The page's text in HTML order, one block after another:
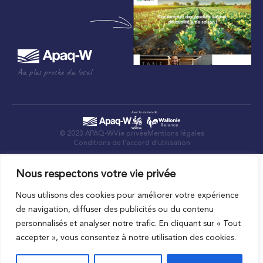
Nous respectons votre vie privée
Nous utilisons des cookies pour améliorer votre expérience
de navigation, diffuser des publicités ou du contenu
personnalisés et analyser notre trafic. En cliquant sur « Tout
accepter », vous consentez à notre utilisation des cookies.
Au plus proche du local
© 2023 APAQ-WVie privée Mentions légales
Conditions de l’accord d’utilisation